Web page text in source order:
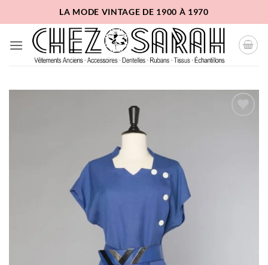
au
contenu
LA MODE VINTAGE DE 1900 À 1970